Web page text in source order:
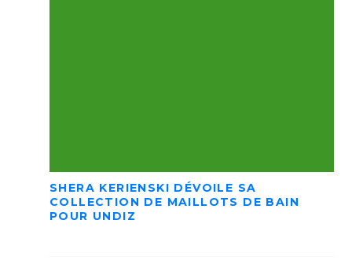
SHERA KERIENSKI DÉVOILE SA
COLLECTION DE MAILLOTS DE BAIN
POUR UNDIZ